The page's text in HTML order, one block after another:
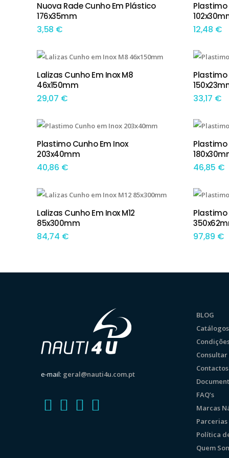
TEM OPÇÕES
Nuova Rade Cunho Em Plástico
176x35mm
3,58 €
Plastimo
12,48 €
ADICIONAR
Lalizas Cunho Em Inox M8
46x150mm
29,07 €
Plastimo
33,17 €
ADICIONAR
Plastimo Cunho Em Inox
203x40mm
40,86 €
Plastimo
46,85 €
ADICIONAR
Lalizas Cunho Em Inox M12
85x300mm
84,74 €
Plastimo
97,89 €
e-mail: geral@nauti4u.com.pt
BLOG
Contactos
FAQ’s
Marcas
Parcerias
Política
Quem